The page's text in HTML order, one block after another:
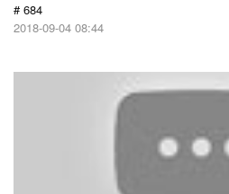
# 684
2018-09-04 08:44